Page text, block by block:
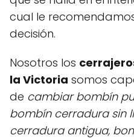
cual le
decisión.
Nosotros los
la Victoria somos
de cambiar bombín
bombín cerradura sin
cerradura antigua,